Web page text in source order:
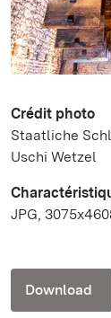
Crédit photo
Staatliche
Uschi Wetzel
JPG,
Download